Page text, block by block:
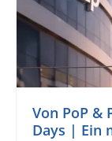
Von PoP &
Days | Ein